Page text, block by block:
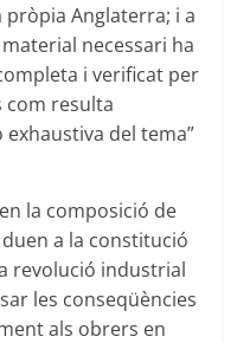
pròpia Anglaterra; i a
necessari ha
i verificat per
com resulta
del tema”
la composició de
a la constitució
revolució industrial
les conseqüències
als obrers en